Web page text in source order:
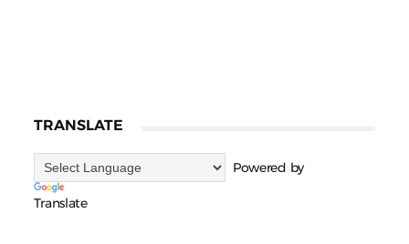
TRANSLATE
Powered by
Translate